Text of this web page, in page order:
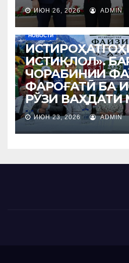
ИЮН 26, 2026 ADMIN
НОВОСТИ
ИСТИҚЛОЛ».
ЧОРАБИНИИ
ФАРОҒАТӢ БА
РЎЗИ ВАҲДАТИ
ИЮН 23, 2026 ADMIN